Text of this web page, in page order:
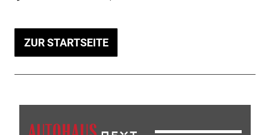
ZUR STARTSEITE